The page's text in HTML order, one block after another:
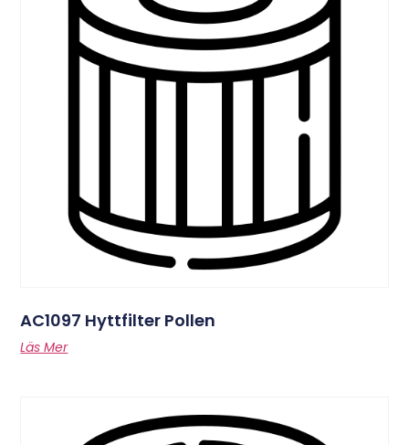
AC1097 Hyttfilter Pollen
Läs Mer